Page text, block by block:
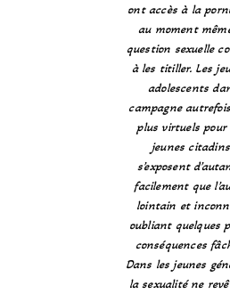
ont accès à la
au moment
question sexuelle
à les titiller. Les
adolescents
campagne
plus virtuels pour
jeunes
s’exposent
facilement que
lointain et
oubliant quelques
conséquences
Dans les jeunes
la sexualité ne